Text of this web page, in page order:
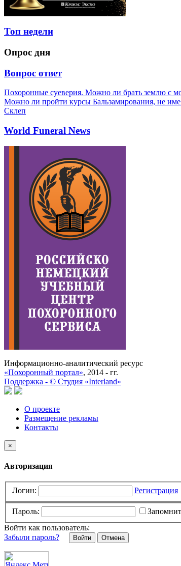
Топ недели
Опрос дня
Вопрос ответ
Похоронные суеверия. Можно ли брать землю с
Можно ли пройти курсы Бальзамирования, не
Склеп
World Funeral News
Информационно-аналитический ресурс
«Похоронный портал», 2014 - гг.
Поддержка - © Cтудия «Interland»
О проекте
Размещение рекламы
Контакты
×
Авторизация
Логин: Регистрация
Пароль:
Войти как пользователь:
Забыли пароль?
Отмена